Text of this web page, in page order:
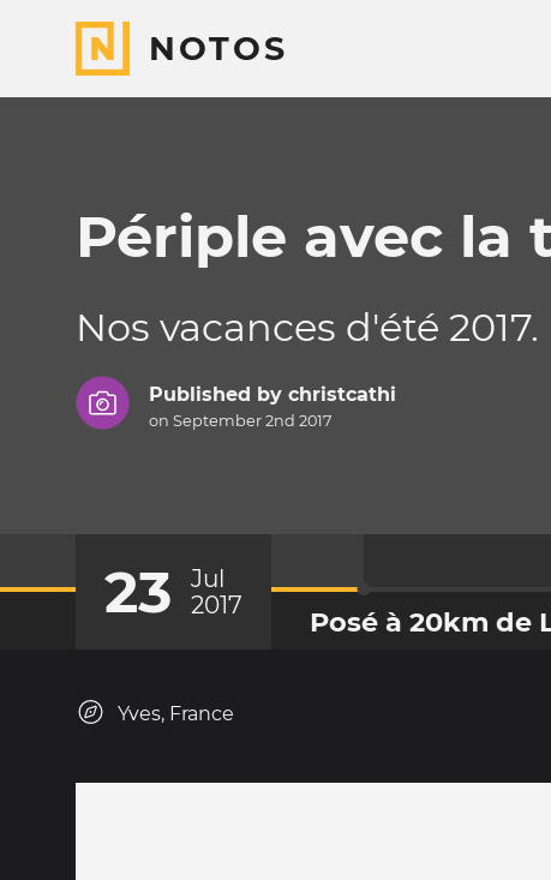
NOTOS
Périple avec la
Nos vacances d'été 2017.
Published by christcathi
on September 2nd 2017
23
Jul
2017
Posé à 20km de
Yves, France